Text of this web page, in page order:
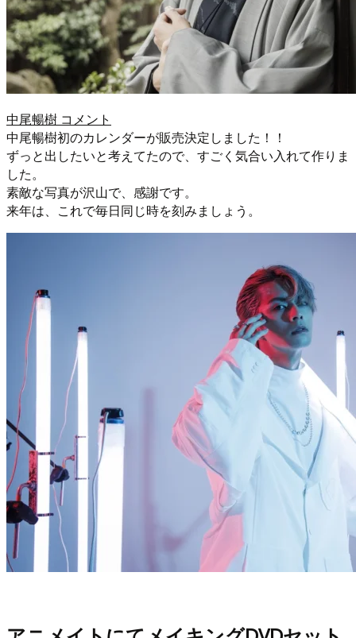
中尾暢樹 コメント
中尾暢樹初のカレンダーが販売決定しました！！
ずっと出したいと考えてたので、すごく気合い入れて作りま
した。
素敵な写真が沢山で、感謝です。
来年は、これで毎日同じ時を刻みましょう。